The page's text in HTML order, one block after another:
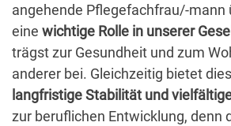
angehende Pflegefachfrau/-mann
eine wichtige Rolle in unserer
trägst zur Gesundheit und zum
anderer bei. Gleichzeitig bietet
langfristige Stabilität und
zur beruflichen Entwicklung, denn